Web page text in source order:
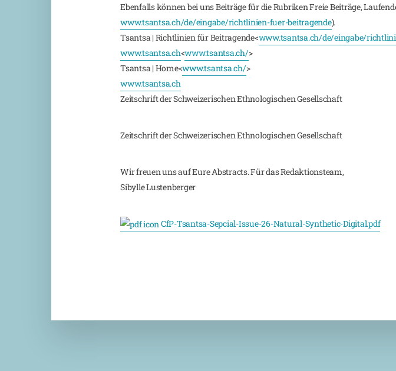
Ebenfalls können bei uns Beiträge für die Rubriken Freie Beiträge,
www.tsantsa.ch/de/eingabe/richtlinien-fuer-beitragende).
Tsantsa | Richtlinien für Beitragende<www.tsantsa.ch/de/eingabe/
www.tsantsa.ch<www.tsantsa.ch/>
Tsantsa | Home<www.tsantsa.ch/>
www.tsantsa.ch
Zeitschrift der Schweizerischen Ethnologischen Gesellschaft
Zeitschrift der Schweizerischen Ethnologischen Gesellschaft
Wir freuen uns auf Eure Abstracts. Für das Redaktionsteam,
Sibylle Lustenberger
CfP-Tsantsa-Sepcial-Issue-26-Natural-Synthetic-Digital.pdf